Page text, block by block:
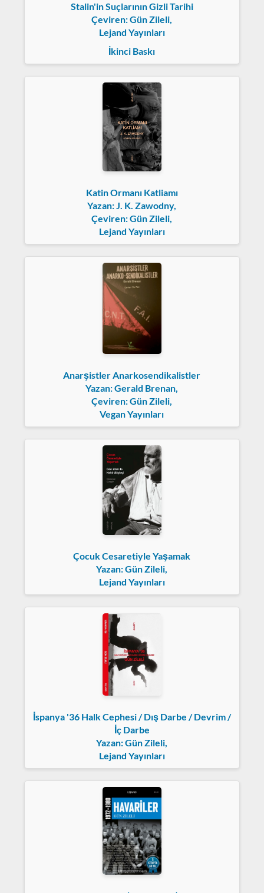
Stalin'in Suçlarının Gizli Tarihi
Çeviren: Gün Zileli,
Lejand Yayınları
İkinci Baskı
Katin Ormanı Katliamı
Yazan: J. K. Zawodny,
Çeviren: Gün Zileli,
Lejand Yayınları
Anarşistler Anarkosendikalistler
Yazan: Gerald Brenan,
Çeviren: Gün Zileli,
Vegan Yayınları
Çocuk Cesaretiyle Yaşamak
Yazan: Gün Zileli,
Lejand Yayınları
İspanya '36 Halk Cephesi / Dış Darbe / Devrim /
İç Darbe
Yazan: Gün Zileli,
Lejand Yayınları